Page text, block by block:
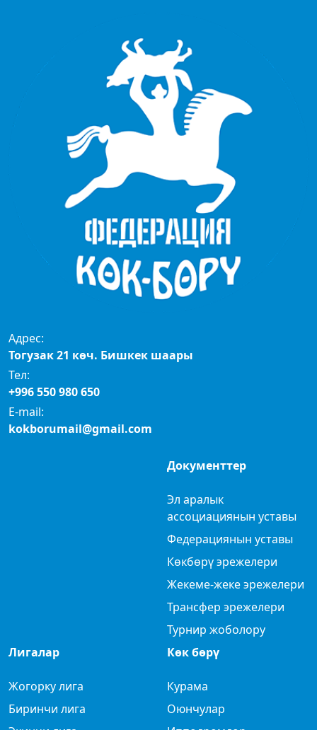
Адрес:
Тогузак 21 көч. Бишкек шаары
Тел:
+996 550 980 650
E-mail:
kokborumail@gmail.com
Документтер
Эл аралык
ассоциациянын уставы
Федерациянын уставы
Көкбөрү эрежелери
Жекеме-жеке эрежелери
Трансфер эрежелери
Турнир жоболору
Лигалар
Жогорку лига
Биринчи лига
Көк бөрү
Курама
Оюнчулар